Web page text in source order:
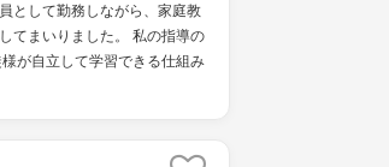
として勤務しながら、家庭教
てまいりました。 私の指導の
が自立して学習できる仕組み